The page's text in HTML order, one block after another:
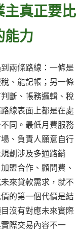
主真正要比
能力
兩條路線：一條是
、能記帳；另一條
斷、帳務邏輯、稅
線表面上都是在處
同。最低月費服務
、負責人願意自行
劃涉及多通路銷
盟合作、顧問費、
來貸款需求，就不
的第一個代價是結
沒有對應未來實際
際交易內容不一